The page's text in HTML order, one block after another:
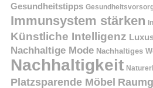
Gesundheitstipps
Immunsystem stärken
Künstliche Intelligenz
Nachhaltige Mode Nachhaltiges
Nachhaltigkeit
Platzsparende Möbel